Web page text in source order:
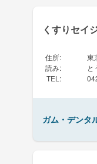
くすりセイ
住所:
東
読み:
と
TEL :
ガム・デンタ